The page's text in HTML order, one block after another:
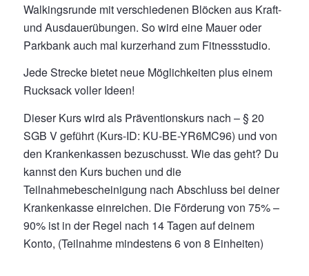
Walkingsrunde mit verschiedenen Blöcken aus Kraft-
und Ausdauerübungen. So wird eine Mauer oder
Parkbank auch mal kurzerhand zum Fitnessstudio.
Jede Strecke bietet neue Möglichkeiten plus einem
Rucksack voller Ideen!
Dieser Kurs wird als Präventionskurs nach – § 20
SGB V geführt (Kurs-ID: KU-BE-YR6MC96) und von
den Krankenkassen bezuschusst. Wie das geht? Du
kannst den Kurs buchen und die
Teilnahmebescheinigung nach Abschluss bei deiner
Krankenkasse einreichen. Die Förderung von 75% –
90% ist in der Regel nach 14 Tagen auf deinem
Konto, (Teilnahme mindestens 6 von 8 Einheiten)